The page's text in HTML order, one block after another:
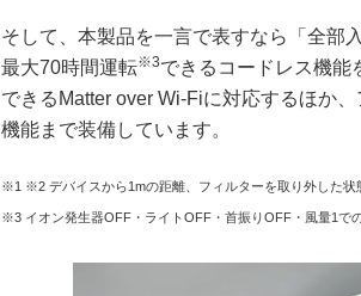
そして、本製品を一言で表すなら「全部
最大70時間運転※3できるコードレス機能
できるMatter over Wi-Fiに対応するほか
機能まで装備しています。
※1 ※2 デバイスから1mの距離、フィルターを取り外した状
※3 イオン発生器OFF・ライトOFF・首振りOFF・風量1で